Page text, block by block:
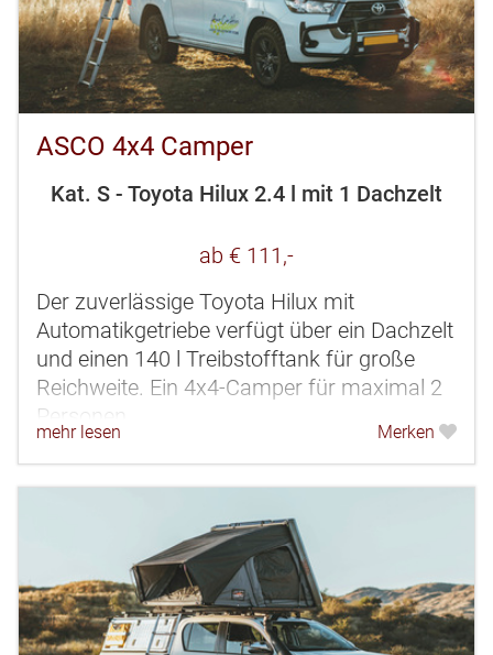
ASCO 4x4 Camper
Kat. S - Toyota Hilux 2.4 l mit 1 Dachzelt
ab € 111,-
Der zuverlässige Toyota Hilux mit
Automatikgetriebe verfügt über ein Dachzelt
und einen 140 l Treibstofftank für große
Reichweite. Ein 4x4-Camper für maximal 2
Personen.
mehr lesen Merken